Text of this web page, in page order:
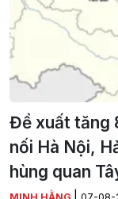
Đề xuất tăng
nối Hà Nội,
hùng quan